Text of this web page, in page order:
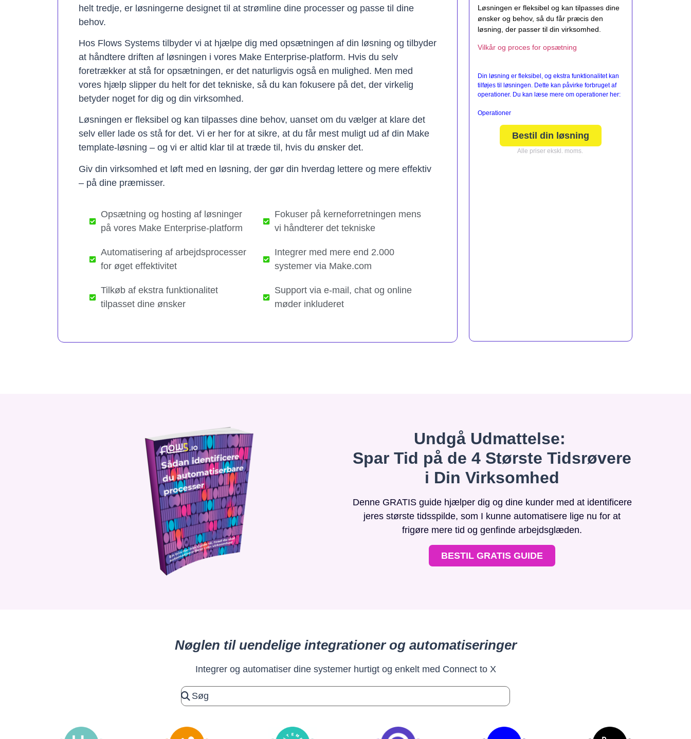
helt tredje, er løsningerne designet til at strømline dine processer og passe til dine
behov.
Hos Flows Systems tilbyder vi at hjælpe dig med opsætningen af din løsning og tilbyder
at håndtere driften af løsningen i vores Make Enterprise-platform. Hvis du selv
foretrækker at stå for opsætningen, er det naturligvis også en mulighed. Men med
vores hjælp slipper du helt for det tekniske, så du kan fokusere på det, der virkelig
betyder noget for dig og din virksomhed.
Løsningen er fleksibel og kan tilpasses dine behov, uanset om du vælger at klare det
selv eller lade os stå for det. Vi er her for at sikre, at du får mest muligt ud af din Make
template-løsning – og vi er altid klar til at træde til, hvis du ønsker det.
Giv din virksomhed et løft med en løsning, der gør din hverdag lettere og mere effektiv
– på dine præmisser.
Opsætning og hosting af løsninger
på vores Make Enterprise-platform
Automatisering af arbejdsprocesser
for øget effektivitet
Tilkøb af ekstra funktionalitet
tilpasset dine ønsker​
Fokuser på kerneforretningen mens
vi håndterer det tekniske​
Integrer med mere end 2.000
systemer via Make.com
Support via e-mail, chat og online
møder inkluderet
Løsningen er fleksibel og kan tilpasses dine
ønsker og behov, så du får præcis den
løsning, der passer til din virksomhed.
Vilkår og proces for opsætning
Din løsning er fleksibel, og ekstra funktionalitet kan
tilføjes til løsningen. Dette kan påvirke forbruget af
operationer. Du kan læse mere om operationer her:
Operationer
Bestil din løsning
Alle priser ekskl. moms.
Undgå Udmattelse:
Spar Tid på de 4 Største Tidsrøvere
i Din Virksomhed
Denne GRATIS guide hjælper dig og dine kunder med at identificere
jeres største tidsspilde, som I kunne automatisere lige nu for at
frigøre mere tid og genfinde arbejdsglæden.
BESTIL GRATIS GUIDE
Nøglen til uendelige integrationer og automatiseringer
Integrer og automatiser dine systemer hurtigt og enkelt med Connect to X